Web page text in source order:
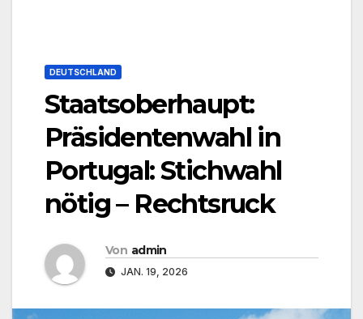
DEUTSCHLAND
Staatsoberhaupt:
Präsidentenwahl in
Portugal: Stichwahl
nötig – Rechtsruck
Von admin
JAN. 19, 2026